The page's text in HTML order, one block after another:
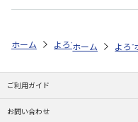
ホーム よろずや・百市
ホーム よろ
ご利用ガイド
お問い合わせ